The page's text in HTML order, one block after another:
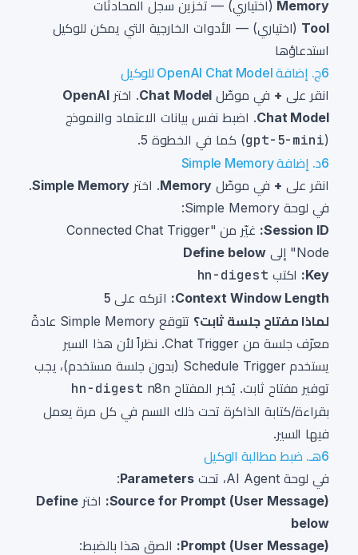
Memory (اختياري) — تخزين سجل المحادثات
Tool (اختياري) — الأدوات الخارجية التي يمكن للوكيل
استدعاؤها
6ج. إضافة OpenAI Chat Model للوكيل
انقر على + في موصّل Chat Model. اخترOpenAI
Chat Model. اضبط نفس بيانات الاعتماد والنموذج
(
gpt-5-mini) كما في الخطوة 5.
6د. إضافة Simple Memory
انقر على + في موصّل Memory. اختر Simple Memory
.
في لوحة Simple Memory:
Session ID:
غيّر من "Connected Chat Trigger
Node" إلى
Define below
Key:
اكتب hn-digest
Context Window Length: اتركه على 5
لماذا مفتاح جلسة ثابت؟
تتوقع Simple Memory عادةً
معرّف جلسة من Chat Trigger. نظراً لأن هذا السير
يستخدم Schedule Trigger (بدون جلسة مستخدم)، يجب
توفير مفتاح ثابت. يُخبر المفتاح
hn-digest n8n
بقراءة/كتابة الذاكرة تحت ذلك الاسم في كل مرة يعمل
فيها السير.
6هـ. ضبط مطالبة الوكيل
في لوحة AI Agent، تحت
Parameters
:
Source for Prompt (User Message): اختر Define
below
Prompt (User Message):
الصق هذا بالضبط: